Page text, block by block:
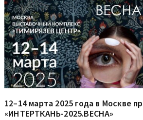
12–14 марта 2025 года в Москве
«ИНТЕРТКАНЬ-2025.ВЕСНА»